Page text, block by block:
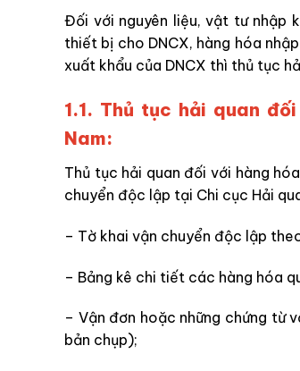
Đối với nguyên liệu, vật tư nhập
thiết bị cho DNCX, hàng hóa
xuất khẩu của DNCX thì thủ tục
1.1. Thủ tục hải quan
Nam:
Thủ tục hải quan đối với hàng
chuyển độc lập tại Chi cục Hải
– Tờ khai vận chuyển độc lập
– Bảng kê chi tiết các hàng hóa
– Vận đơn hoặc những chứng từ
bản chụp);